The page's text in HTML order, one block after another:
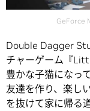
GeForce
Double Dagger
チャーゲーム『
豊かな子猫になっ
友達を作り、楽し
を抜けて家に帰る